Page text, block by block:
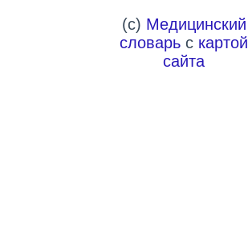
(c) Медицинский
словарь с картой
сайта